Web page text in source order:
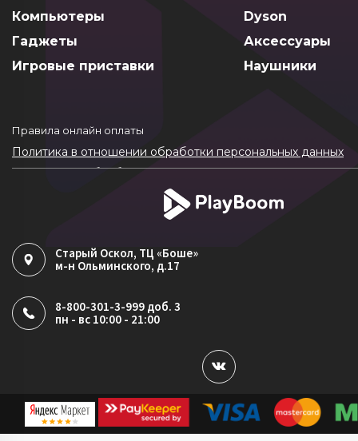
Компьютеры
Dyson
Гаджеты
Аксессуары
Игровые приставки
Наушники
Правила онлайн оплаты
Политика в отношении обработки персональных данных
Согласие на обработку ПДн
Политика обработки файлов cookie
Старый Оскол, ТЦ «Боше»
м-н Ольминского, д.17
8-800-301-3-999 доб. 3
пн - вс 10:00 - 21:00